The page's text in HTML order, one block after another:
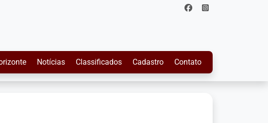
Notícias Classificados Cadastro Contato